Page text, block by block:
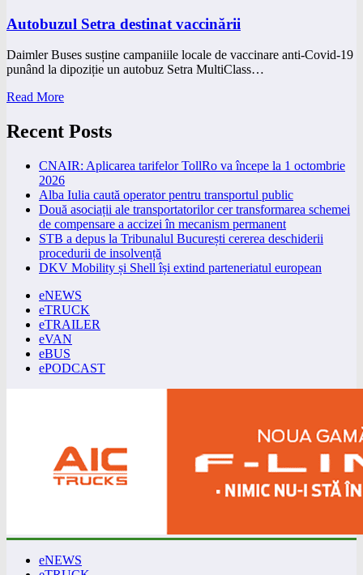
Autobuzul Setra destinat vaccinării
Daimler Buses susține campaniile locale de vaccinare anti-Covid-19
punând la dipoziție un autobuz Setra MultiClass…
Read More
Recent Posts
CNAIR: Aplicarea tarifelor TollRo va începe la 1 octombrie
2026
Alba Iulia caută operator pentru transportul public
Două asociații ale transportatorilor cer transformarea schemei
de compensare a accizei în mecanism permanent
STB a depus la Tribunalul București cererea deschiderii
procedurii de insolvență
DKV Mobility și Shell își extind parteneriatul european
eNEWS
eTRUCK
eTRAILER
eVAN
eBUS
ePODCAST
eNEWS